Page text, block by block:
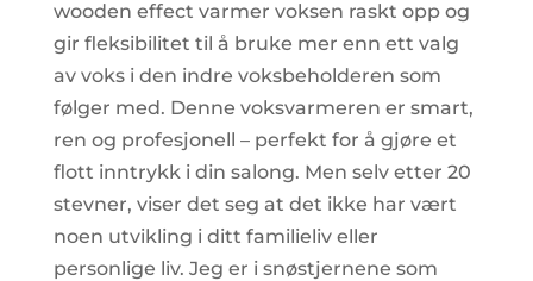
wooden effect varmer voksen raskt opp og
gir fleksibilitet til å bruke mer enn ett valg
av voks i den indre voksbeholderen som
følger med. Denne voksvarmeren er smart,
ren og profesjonell – perfekt for å gjøre et
flott inntrykk i din salong. Men selv etter 20
stevner, viser det seg at det ikke har vært
noen utvikling i ditt familieliv eller
personlige liv. Jeg er i snøstjernene som